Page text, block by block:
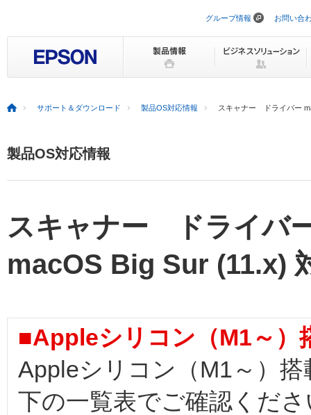
ビ
ョ
ス
グループ情報 お問い合
サポート＆ダウンロード 製品OS対応情報 スキャナー ドライバー
製品OS対応情報
スキャナー ドライバ
macOS Big Sur (11.x)
■Appleシリコン（M1～）
Appleシリコン（M1～）
下の一覧表でご確認くだ